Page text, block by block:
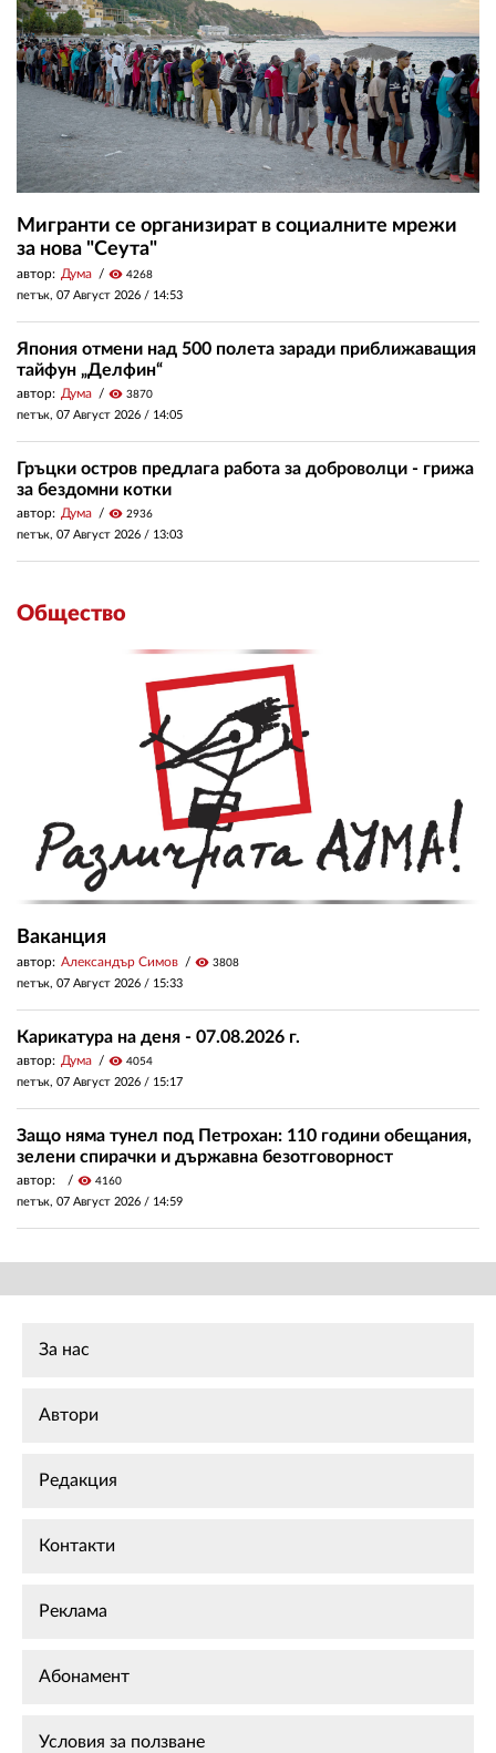
Мигранти се организират в социалните мрежи
за нова "Сеута"
автор: Дума visibility 4268
петък, 07 Август 2026 / 14:53
Япония отмени над 500 полета заради приближаващия
тайфун „Делфин“
автор: Дума visibility 3870
петък, 07 Август 2026 / 14:05
Гръцки остров предлага работа за доброволци - грижа
за бездомни котки
автор: Дума visibility 2936
петък, 07 Август 2026 / 13:03
Общество
Ваканция
автор: Александър Симов visibility 3808
петък, 07 Август 2026 / 15:33
Карикатура на деня - 07.08.2026 г.
автор: Дума visibility 4054
петък, 07 Август 2026 / 15:17
Защо няма тунел под Петрохан: 110 години обещания,
зелени спирачки и държавна безотговорност
автор: visibility 4160
петък, 07 Август 2026 / 14:59
За нас
Автори
Редакция
Контакти
Реклама
Абонамент
Условия за ползване